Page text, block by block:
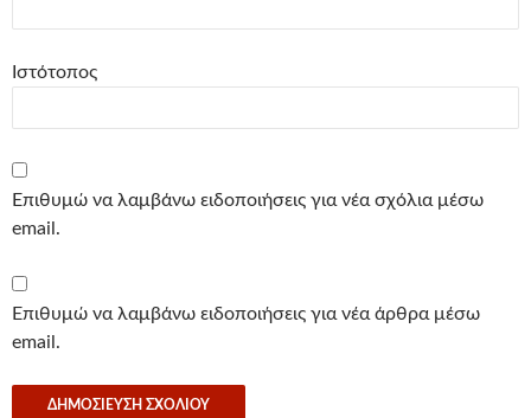
Ιστότοπος
Επιθυμώ να λαμβάνω ειδοποιήσεις για νέα σχόλια μέσω
email.
Επιθυμώ να λαμβάνω ειδοποιήσεις για νέα άρθρα μέσω
email.